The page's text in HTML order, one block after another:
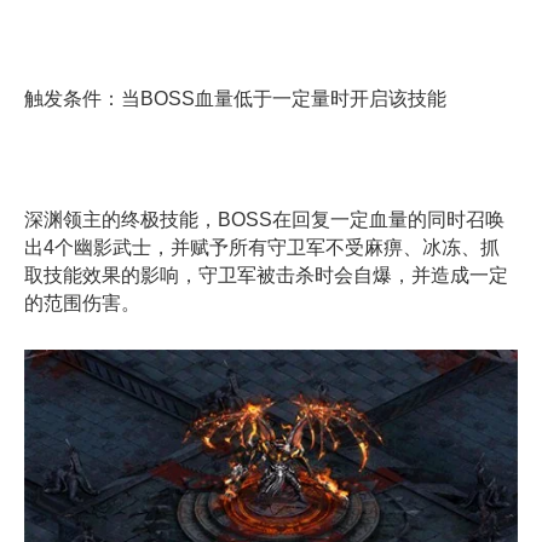
触发条件：当BOSS血量低于一定量时开启该技能
深渊领主的终极技能，BOSS在回复一定血量的同时召唤
出4个幽影武士，并赋予所有守卫军不受麻痹、冰冻、抓
取技能效果的影响，守卫军被击杀时会自爆，并造成一定
的范围伤害。